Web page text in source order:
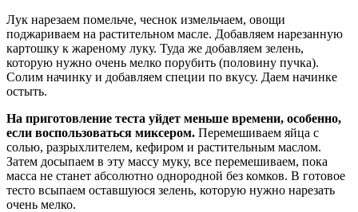
Лук нарезаем помельче, чеснок измельчаем, овощи
поджариваем на растительном масле. Добавляем нарезанную
картошку к жареному луку. Туда же добавляем зелень,
которую нужно очень мелко порубить (половину пучка).
Солим начинку и добавляем специи по вкусу. Даем начинке
остыть.
На приготовление теста уйдет меньше времени, особенно,
если воспользоваться миксером. Перемешиваем яйца с
солью, разрыхлителем, кефиром и растительным маслом.
Затем досыпаем в эту массу муку, все перемешиваем, пока
масса не станет абсолютно однородной без комков. В готовое
тесто всыпаем оставшуюся зелень, которую нужно нарезать
очень мелко.